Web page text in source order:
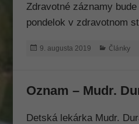
Zdravotné záznamy
pondelok v zdravotnom
Publikované
9. augusta 2019 Kategórie
Články
Oznam – Mudr.
Detská lekárka Mudr.